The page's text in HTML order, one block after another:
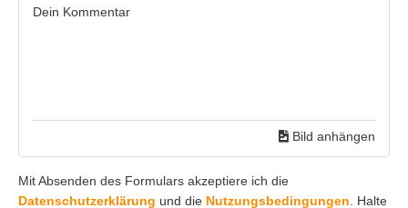
Bild anhängen
Mit Absenden des Formulars akzeptiere ich die
Datenschutzerklärung und die Nutzungsbedingungen . Halte